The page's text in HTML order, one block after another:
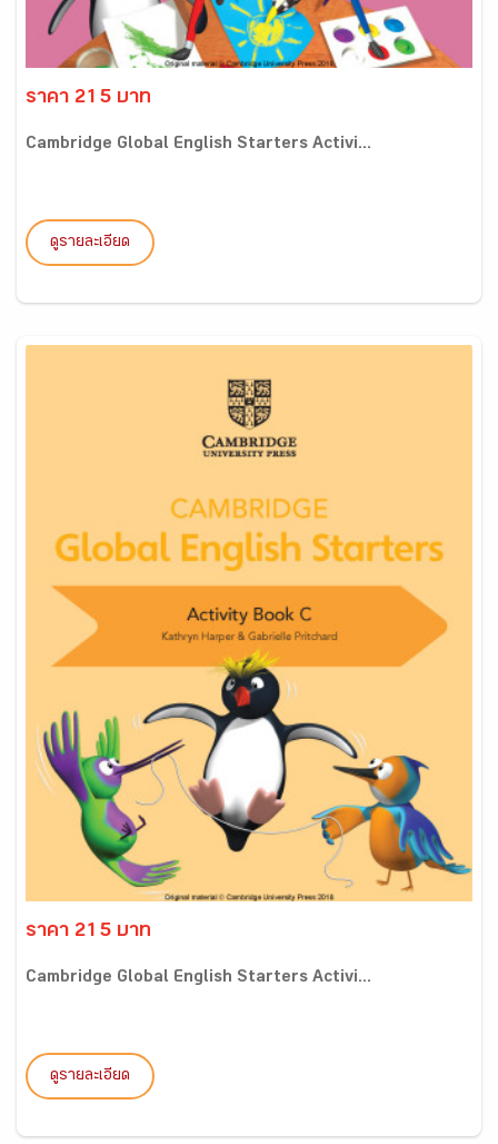
ราคา 215 บาท
Cambridge Global English Starters Activi...
ดูรายละเอียด
ราคา 215 บาท
Cambridge Global English Starters Activi...
ดูรายละเอียด